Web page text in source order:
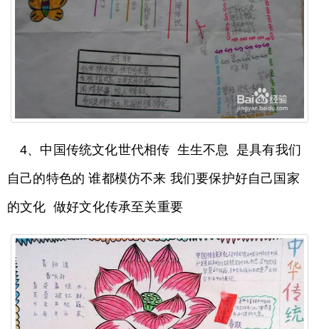
4、中国传统文化世代相传 生生不息 是具有我们
自己的特色的 谁都模仿不来 我们要保护好自己国家
的文化 做好文化传承至关重要